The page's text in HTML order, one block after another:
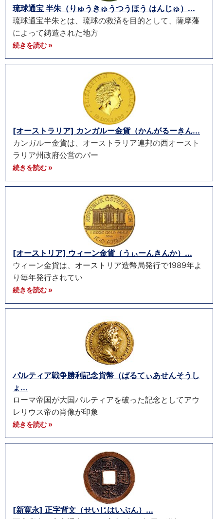
琉球通宝 半朱（りゅうきゅうつうほう はんじゅ）...
琉球通宝半朱とは、琉球の救済を目的として、薩摩藩
によって鋳造された地方
続きを読む »
[オーストラリア] カンガルー金貨（かんがるーきん...
カンガルー金貨は、オーストラリア連邦の西オースト
ラリア州政府公営のパー
続きを読む »
[オーストリア] ウィーン金貨（うぃーんきんか）...
ウィーン金貨は、オーストリア造幣局発行で1989年よ
り毎年発行されてい
続きを読む »
パルティア戦争勝利記念貨幣（ぱるてぃあせんそうし
ょ...
ローマ帝国が大国パルティアを破った記念としてアウ
レリウス帝の肖像が印象
続きを読む »
[新寛永] 正字背文（せいじはいぶん）...